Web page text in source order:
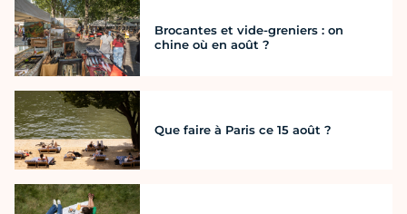
Brocantes et vide-greniers : on
chine où en août ?
Que faire à Paris ce 15 août ?